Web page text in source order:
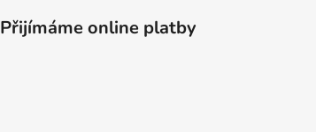
Přijímáme online platby